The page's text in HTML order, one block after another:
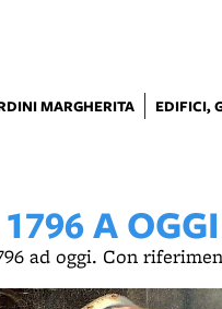
MARGHERITA EDIFICI,
A OGGI
ad oggi. Con